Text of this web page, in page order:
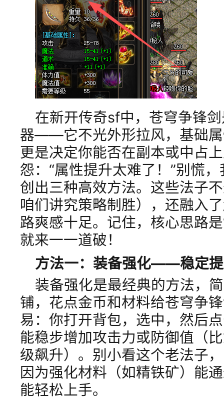
在新开传奇sf中，苍穹争锋
器——它不光外形拉风，基础
更是决定你能否在副本或中占
怨：“属性提升太难了！”别慌
创出三种高效方法。这些法子
咱们讲究策略制胜），还融入
路爽感十足。记住，核心思路
就来一一道破！
方法一：装备强化——稳定
装备强化是最经典的方法，
铺，花点金币和材料给苍穹争
易：你打开背包，选中，然后
能稳步增加攻击力或防御值（
级飙升）。别小看这个老法子
因为强化材料（如精铁矿）能
能轻松上手。